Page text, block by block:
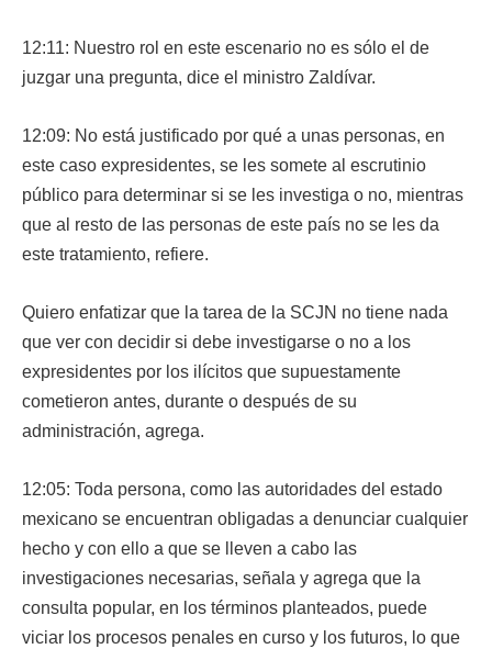
12:11: Nuestro rol en este escenario no es sólo el de
juzgar una pregunta, dice el ministro Zaldívar.
12:09: No está justificado por qué a unas personas, en
este caso expresidentes, se les somete al escrutinio
público para determinar si se les investiga o no, mientras
que al resto de las personas de este país no se les da
este tratamiento, refiere.
Quiero enfatizar que la tarea de la SCJN no tiene nada
que ver con decidir si debe investigarse o no a los
expresidentes por los ilícitos que supuestamente
cometieron antes, durante o después de su
administración, agrega.
12:05: Toda persona, como las autoridades del estado
mexicano se encuentran obligadas a denunciar cualquier
hecho y con ello a que se lleven a cabo las
investigaciones necesarias, señala y agrega que la
consulta popular, en los términos planteados, puede
viciar los procesos penales en curso y los futuros, lo que